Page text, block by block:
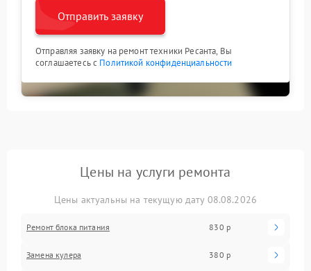
Отправить заявку
Отправляя заявку на ремонт техники Ресанта, Вы
соглашаетесь с Политикой конфиденциальности
Цены на услуги ремонта
Цены актуальны на текущую дату 08.08.2026
Ремонт блока питания 830 р
Замена кулера 380 р